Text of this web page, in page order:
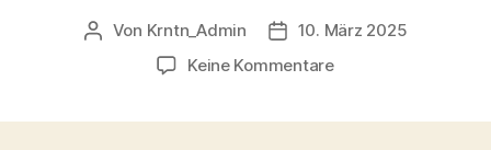
Beitragsautor
Von Krntn_Admin Veröffentlichungsdatum
10. März 2025
Keine Kommentarezu